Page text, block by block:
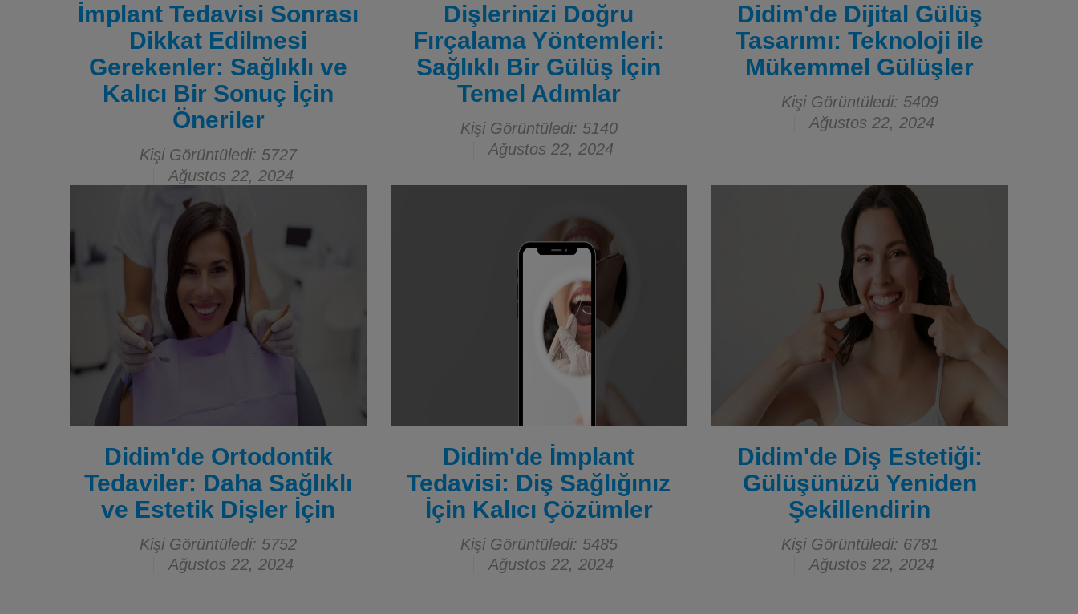
İmplant Tedavisi Sonrası
Dikkat Edilmesi
Gerekenler: Sağlıklı ve
Kalıcı Bir Sonuç İçin
Öneriler
Kişi Görüntüledi: 5727
Ağustos 22, 2024
Dişlerinizi Doğru
Fırçalama Yöntemleri:
Sağlıklı Bir Gülüş İçin
Temel Adımlar
Kişi Görüntüledi: 5140
Ağustos 22, 2024
Didim'de Dijital Gülüş
Tasarımı: Teknoloji ile
Mükemmel Gülüşler
Kişi Görüntüledi: 5409
Ağustos 22, 2024
Didim'de Ortodontik
Tedaviler: Daha Sağlıklı
ve Estetik Dişler İçin
Kişi Görüntüledi: 5752
Ağustos 22, 2024
Didim'de İmplant
Tedavisi: Diş Sağlığınız
İçin Kalıcı Çözümler
Kişi Görüntüledi: 5485
Ağustos 22, 2024
Didim'de Diş Estetiği:
Gülüşünüzü Yeniden
Şekillendirin
Kişi Görüntüledi: 6781
Ağustos 22, 2024